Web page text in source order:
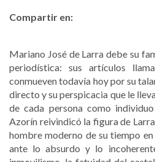
Compartir en:
Mariano José de Larra debe su
periodística: sus artículos
conmueven todavía hoy por su
directo y su perspicacia que le
de cada persona como
Azorín reivindicó la figura de
hombre moderno de su tiempo
ante lo absurdo y lo